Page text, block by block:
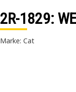
2R-1829:
Marke: Cat